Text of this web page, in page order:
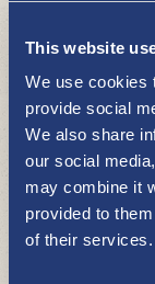
This website
We use cookies
provide social
We also share
our social
may combine it
provided to
of their services.